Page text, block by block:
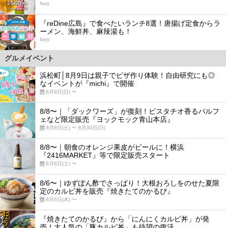
favy
5
『reDine広島』で食べたいランチ8選！唐揚げ定食からラ
ーメン、海鮮丼、麻辣湯も！
favy
グルメイベント
浜松町│8月9日は親子でピザ作り体験！自由研究にも◎
なイベントが『michi』で開催
8月9日(日) 〜
8/8〜｜「ダックワーズ」が復刻！ピスタチオ香るパルフ
ェなど限定販売『ヨックモック青山本店』
8月8日(土) 〜 8月30日(日)
8/8〜｜朝食のオレンジ果皮がビールに！横浜
『2416MARKET』等で限定販売スタート
8月8日(土) 〜
8/6〜｜ゆずぽん酢でさっぱり！大根おろしをのせた夏限
定のカルビ丼を販売『焼きたてのかるび』
8月6日(木) 〜
『焼きたてのかるび』から「にんにくカルビ丼」が発